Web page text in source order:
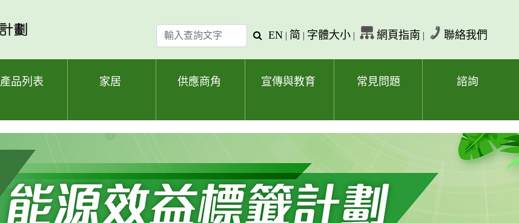
輸
入
查
查
字
EN | 简 | 字體大小 | 網頁指南 | 聯絡我們
產品列表 家居 供應商角 宣傳與教育 常見問題 諮詢